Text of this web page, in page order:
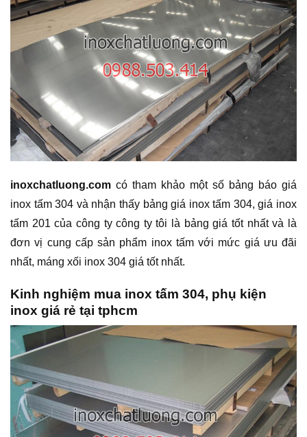
inoxchatluong.com có tham khảo một số bảng báo giá
inox tấm 304 và nhận thấy bảng giá inox tấm 304, giá inox
tấm 201 của công ty công ty tôi là bảng giá tốt nhất và là
đơn vị cung cấp sản phẩm inox tấm với mức giá ưu đãi
nhất, máng xối inox 304 giá tốt nhất.
Kinh nghiệm mua inox tấm 304, phụ kiện
inox giá rẻ tại tphcm